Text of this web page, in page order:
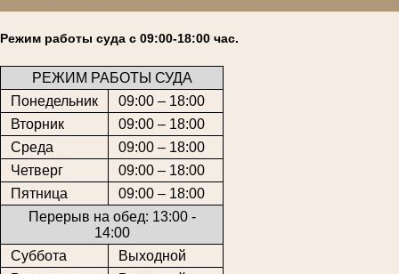
Режим работы суда с 09:00-18:00 час.
РЕЖИМ РАБОТЫ СУДА
Понедельник
09:00 – 18:00
Вторник
09:00 – 18:00
Среда
09:00 – 18:00
Четверг
09:00 – 18:00
Пятница
09:00 – 18:00
Перерыв на обед: 13:00 -
14:00
Суббота
Выходной